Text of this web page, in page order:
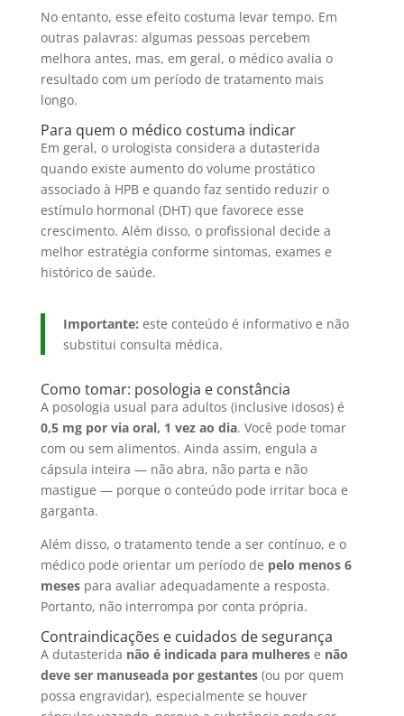
No entanto, esse efeito costuma levar tempo. Em
outras palavras: algumas pessoas percebem
melhora antes, mas, em geral, o médico avalia o
resultado com um período de tratamento mais
longo.
Para quem o médico costuma indicar
Em geral, o urologista considera a dutasterida
quando existe aumento do volume prostático
associado à HPB e quando faz sentido reduzir o
estímulo hormonal (DHT) que favorece esse
crescimento. Além disso, o profissional decide a
melhor estratégia conforme sintomas, exames e
histórico de saúde.
Importante: este conteúdo é informativo e não
substitui consulta médica.
Como tomar: posologia e constância
A posologia usual para adultos (inclusive idosos) é
0,5 mg por via oral, 1 vez ao dia. Você pode tomar
com ou sem alimentos. Ainda assim, engula a
cápsula inteira — não abra, não parta e não
mastigue — porque o conteúdo pode irritar boca e
garganta.
Além disso, o tratamento tende a ser contínuo, e o
médico pode orientar um período de pelo menos 6
mesespara avaliar adequadamente a resposta.
Portanto, não interrompa por conta própria.
Contraindicações e cuidados de segurança
A dutasterida não é indicada para mulherese não
deve ser manuseada por gestantes(ou por quem
possa engravidar), especialmente se houver